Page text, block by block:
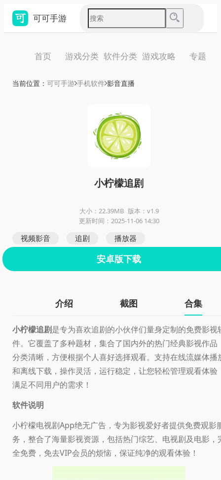
可可手游
首页 游戏分类 软件分类 游戏攻略 专题
当前位置： 可可手游 手机软件 影音直播
小柠檬追剧
大小：22.39MB 版本：v1.9
更新时间：2025-11-06 14:30
视频影音 追剧 播放器
安卓版下载
介绍 截图 合集
小柠檬追剧是专为喜欢追剧的小伙伴们量身定制的免费影视
件。它覆盖了多种题材，集合了国内外的热门经典影视作品
分类清晰，方便根据个人喜好选择观看。支持在线流媒体播
和离线下载，操作灵活，运行稳定，让您轻松管理观看体验
满足不同用户的需求！
软件说明
小柠檬电视剧App绝无广告，专为影视爱好者提供免费观影
务，整合了海量影视资源，包括热门综艺、电视剧及电影，
全免费，免去VIP会员的烦恼，保证纯净的观看体验！